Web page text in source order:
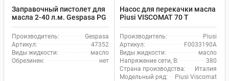
Заправочный пистолет для
масла 2-40 л.м. Gespasa PG
40
Производитель:
Gespasa
Артикул:
47352
Виды жидкости:
масло
Обрезинен:
нет
Насос для перекачки масла
Piusi VISCOMAT 70 T
F0033190A
Производитель:
Piusi
Артикул:
F0033190A
Виды жидкости:
масло
Напряжение сети, В:
380
Страна производства:
Италия
Модельный ряд:
Piusi Viscomat